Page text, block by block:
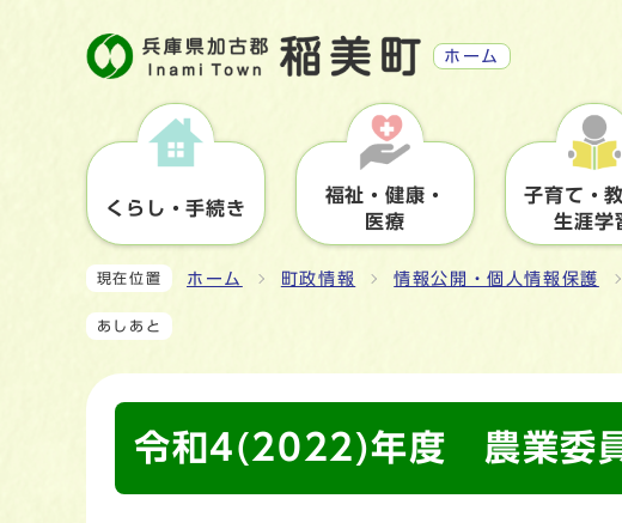
ホーム
くらし・手続き
福祉・健康・
医療
子育て・
生涯学
現在位置 ホーム 町政情報 情報公開・個人情報保護
あしあと
令和4(2022)年度 農業委